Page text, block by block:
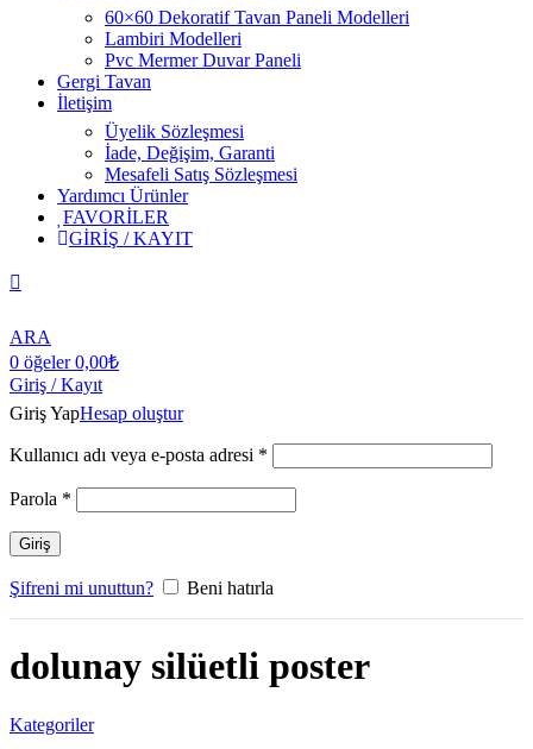
60×60 Dekoratif Tavan Paneli Modelleri
Lambiri Modelleri
Pvc Mermer Duvar Paneli
Gergi Tavan
İletişim
Üyelik Sözleşmesi
İade, Değişim, Garanti
Mesafeli Satış Sözleşmesi
Yardımcı Ürünler
FAVORİLER
GİRİŞ / KAYIT
ARA
0 öğeler 0,00₺
Giriş / Kayıt
Giriş YapHesap oluştur
Kullanıcı adı veya e-posta adresi *
Parola *
Giriş
Şifreni mi unuttun? Beni hatırla
dolunay silüetli poster
Kategoriler